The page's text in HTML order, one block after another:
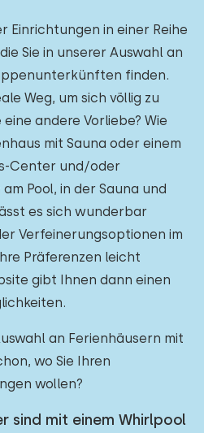
Einrichtungen in einer Reihe
Sie in unserer Auswahl an
finden.
Weg, um sich völlig zu
andere Vorliebe? Wie
mit Sauna oder einem
Center und/oder
Pool, in der Sauna und
es sich wunderbar
Verfeinerungsoptionen im
Präferenzen leicht
gibt Ihnen dann einen
an Ferienhäusern mit
wo Sie Ihren
wollen?
sind mit einem Whirlpool